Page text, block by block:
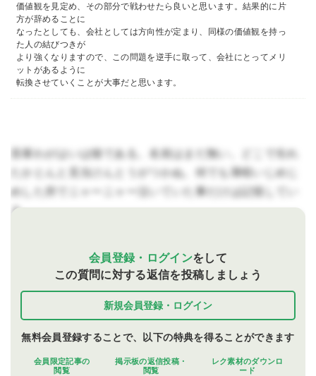
価値観を見定め、その部分で戦わせたら良いと思います。結果的に片
方が辞めることに
なったとしても、会社としては方向性が定まり、同様の価値観を持っ
た人の結びつきが
より強くなりますので、この問題を逆手に取って、会社にとってメリ
ットがあるように
転換させていくことが大事だと思います。
吾輩わがはいは猫である。名前はまだ無い。どこで生れ
たかとんと見当けんとうがつかぬ。何でも薄暗いじめじ
めした所でニャーニャー泣いていた事だけは記憶してい
る。
会員登録・ログインをして
この質問に対する返信を投稿しましょう
新規会員登録・ログイン
無料会員登録することで、以下の特典を得ることができます
会員限定記事の
閲覧
掲示板の返信投稿・
閲覧
レク素材のダウンロ
ード